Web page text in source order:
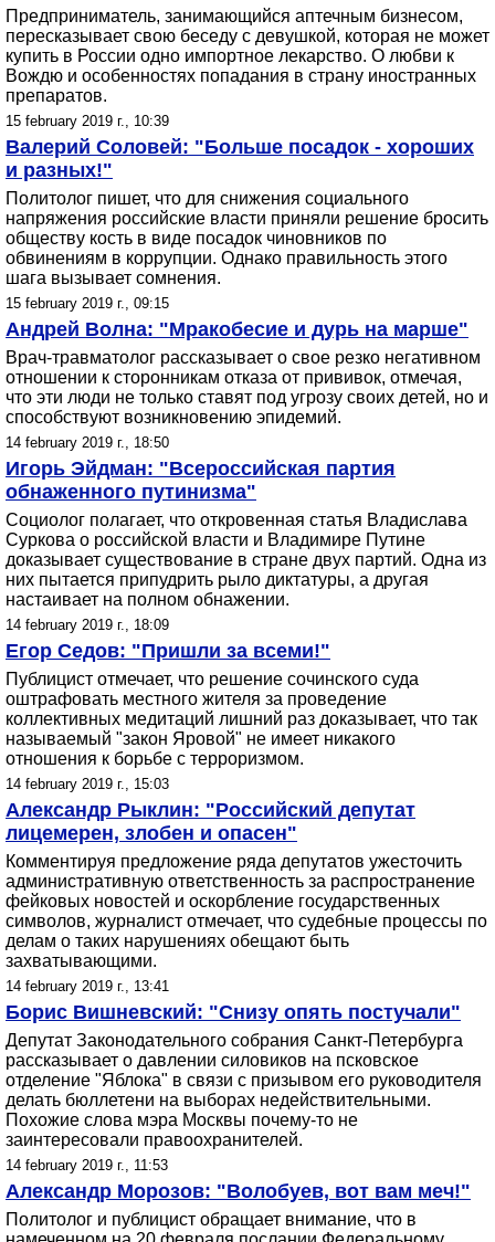
Предприниматель, занимающийся аптечным бизнесом,
пересказывает свою беседу с девушкой, которая не может
купить в России одно импортное лекарство. О любви к
Вождю и особенностях попадания в страну иностранных
препаратов.
15 february 2019 г., 10:39
Валерий Соловей: "Больше посадок - хороших
и разных!"
Политолог пишет, что для снижения социального
напряжения российские власти приняли решение бросить
обществу кость в виде посадок чиновников по
обвинениям в коррупции. Однако правильность этого
шага вызывает сомнения.
15 february 2019 г., 09:15
Андрей Волна: "Мракобесие и дурь на марше"
Врач-травматолог рассказывает о свое резко негативном
отношении к сторонникам отказа от прививок, отмечая,
что эти люди не только ставят под угрозу своих детей, но и
способствуют возникновению эпидемий.
14 february 2019 г., 18:50
Игорь Эйдман: "Всероссийская партия
обнаженного путинизма"
Социолог полагает, что откровенная статья Владислава
Суркова о российской власти и Владимире Путине
доказывает существование в стране двух партий. Одна из
них пытается припудрить рыло диктатуры, а другая
настаивает на полном обнажении.
14 february 2019 г., 18:09
Егор Седов: "Пришли за всеми!"
Публицист отмечает, что решение сочинского суда
оштрафовать местного жителя за проведение
коллективных медитаций лишний раз доказывает, что так
называемый "закон Яровой" не имеет никакого
отношения к борьбе с терроризмом.
14 february 2019 г., 15:03
Александр Рыклин: "Российский депутат
лицемерен, злобен и опасен"
Комментируя предложение ряда депутатов ужесточить
административную ответственность за распространение
фейковых новостей и оскорбление государственных
символов, журналист отмечает, что судебные процессы по
делам о таких нарушениях обещают быть
захватывающими.
14 february 2019 г., 13:41
Борис Вишневский: "Снизу опять постучали"
Депутат Законодательного собрания Санкт-Петербурга
рассказывает о давлении силовиков на псковское
отделение "Яблока" в связи с призывом его руководителя
делать бюллетени на выборах недействительными.
Похожие слова мэра Москвы почему-то не
заинтересовали правоохранителей.
14 february 2019 г., 11:53
Александр Морозов: "Волобуев, вот вам меч!"
Политолог и публицист обращает внимание, что в